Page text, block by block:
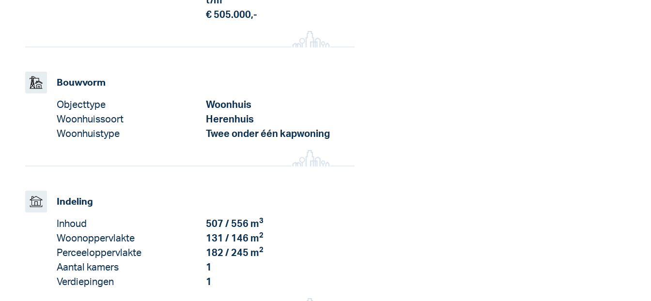
€ 505.000,-
Bouwvorm
Objecttype
Woonhuis
Woonhuissoort
Herenhuis
Woonhuistype
Twee onder één kapwoning
Indeling
Inhoud 507 / 556 m3
Woonoppervlakte 131 / 146 m2
Perceeloppervlakte 182 / 245 m2
Aantal kamers
1
Verdiepingen
1